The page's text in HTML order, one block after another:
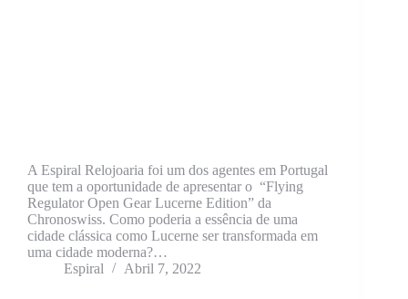
A Espiral Relojoaria foi um dos agentes em Portugal
que tem a oportunidade de apresentar o “Flying
Regulator Open Gear Lucerne Edition” da
Chronoswiss. Como poderia a essência de uma
cidade clássica como Lucerne ser transformada em
uma cidade moderna?…
Espiral
Abril 7, 2022